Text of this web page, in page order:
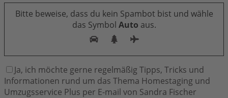
Bitte beweise, dass du kein Spambot bist und wähle
das Symbol Auto aus.
Ja, ich möchte gerne regelmäßig Tipps, Tricks und
Informationen rund um das Thema Homestaging und
Umzugsservice Plus per E-mail von Sandra Fischer